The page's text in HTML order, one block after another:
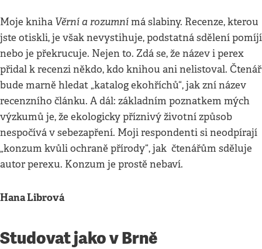
Moje kniha Věrní a rozumnímá slabiny. Recenze, kterou
jste otiskli, je však nevystihuje, podstatná sdělení pomíjí
nebo je překrucuje. Nejen to. Zdá se, že název i perex
přidal k recenzi někdo, kdo knihou ani nelistoval. Čtenář
bude marně hledat „katalog ekohříchů“, jak zní název
recenzního článku. A dál: základním poznatkem mých
výzkumů je, že ekologicky příznivý životní způsob
nespočívá v sebezapření. Moji respondenti si neodpírají
„konzum kvůli ochraně přírody“, jak čtenářům sděluje
autor perexu. Konzum je prostě nebaví.
Hana Librová
Studovat jako v Brně